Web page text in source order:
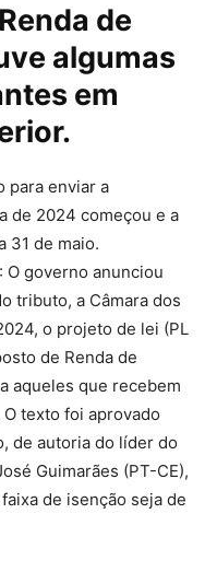
de
algumas
em
.
para enviar a
de 2024 começou e a
31 de maio.
: O governo anunciou
tributo, a Câmara dos
o projeto de lei (PL
de Renda de
aqueles que recebem
texto foi aprovado
de autoria do líder do
Guimarães (PT-CE),
de isenção seja de